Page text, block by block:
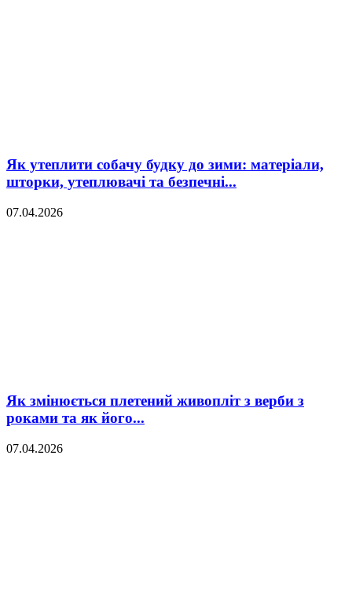
Як утеплити собачу будку до зими: матеріали,
шторки, утеплювачі та безпечні...
07.04.2026
Як змінюється плетений живопліт з верби з
роками та як його...
07.04.2026